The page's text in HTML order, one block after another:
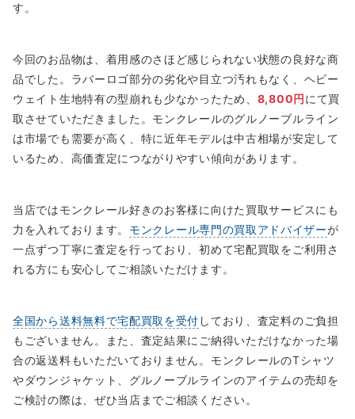
す。
今回のお品物は、着用感のさほど感じられない状態の良好な商
品でした。ラバーロゴ部分の劣化や目立つ汚れもなく、ヘビー
ウェイト生地特有の型崩れも少なかったため、 8,800円にて買
取させていただきました。モンクレールのグルノーブルライン
は市場でも需要が高く、特に近年モデルは中古相場が安定して
いるため、高価査定につながりやすい傾向があります。
当店ではモンクレール好きのお客様に向けた買取サービスにも
力を入れております。 モンクレール専門の買取アドバイザーが
一点ずつ丁寧に査定を行っており、初めて宅配買取をご利用さ
れる方にも安心してご相談いただけます。
全国から送料無料で宅配買取を受付 しており、査定料のご負担
もございません。また、査定結果にご納得いただけなかった場
合の返送料もいただいておりません。モンクレールのTシャツ
やダウンジャケット、グルノーブルラインのアイテムの売却を
ご検討の際は、ぜひ当店までご相談ください。